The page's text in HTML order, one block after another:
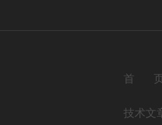
首
技术文